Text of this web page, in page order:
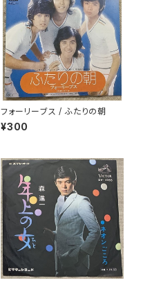
フォーリーブス / ふたりの朝
¥300